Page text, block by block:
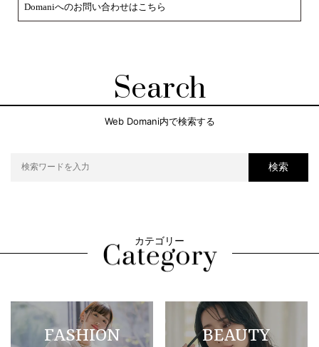
Domaniへのお問い合わせはこちら
Search
Web Domani内で検索する
検索
カテゴリー
FASHION BEAUTY